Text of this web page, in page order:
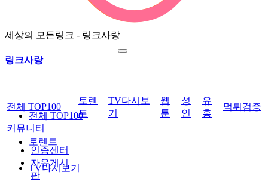
세상의 모든링크 - 링크사랑
링크사랑
전체 TOP100
토렌트
TV다시보기
전체 TOP100
토렌
트
TV다시보
기
웹
툰
성
인
유
흥
먹튀검증
커뮤니티
인증센터
자유게시
판